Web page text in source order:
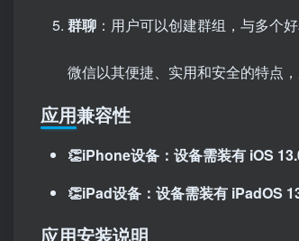
群聊 ：用户可以创建群组，与多个
微信以其便捷、实用和安全的特点
应用兼容性
👏iPhone设备：设备需装有 iOS
👏iPad设备：设备需装有 iPadOS
应用安装说明